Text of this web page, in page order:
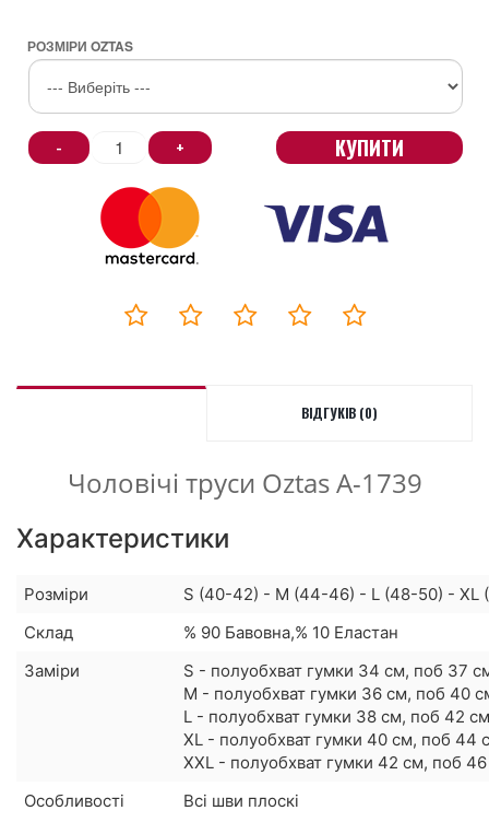
РОЗМІРИ OZTAS
- + КУПИТИ
ВІДГУКІВ (0)
Чоловічі труси Oztas A-1739
Характеристики
Розміри
S (40-42) - M (44-46) - L (48-50) - XL
Склад
% 90 Бавовна,% 10 Еластан
Заміри
S - полуобхват гумки 34 см, поб 37
M - полуобхват гумки 36 см, поб 40
L - полуобхват гумки 38 см, поб 42
XL - полуобхват гумки 40 см, поб 44
XXL - полуобхват гумки 42 см, поб
Особливості
Всі шви плоскі